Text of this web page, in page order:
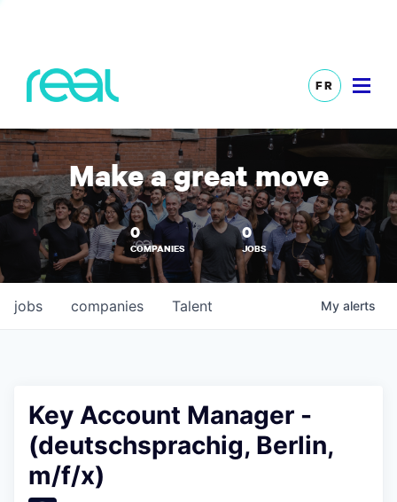
FR
Make a great move
0
COMPANIES
0
JOBS
jobs companies Talent My alerts
Key Account Manager -
(deutschsprachig, Berlin,
m/f/x)